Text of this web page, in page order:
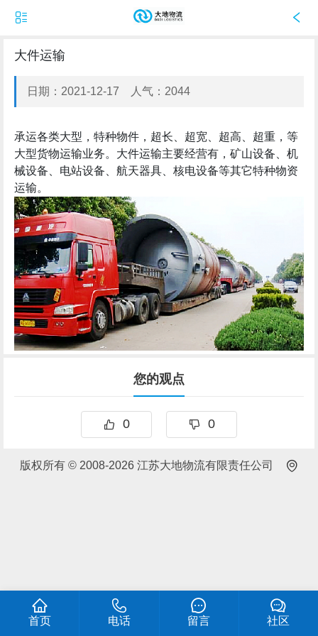
大件运输
日期：2021-12-17 人气：2044
承运各类大型，特种物件，超长、超宽、超高、超重，等
大型货物运输业务。大件运输主要经营有，矿山设备、机
械设备、电站设备、航天器具、核电设备等其它特种物资
运输。
您的观点
0 0
版权所有 © 2008-2026 江苏大地物流有限责任公司
首页 电话 留言 社区